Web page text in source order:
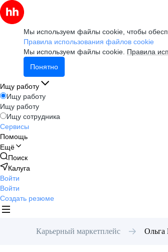
Мы используем файлы cookie, чтобы
Правила использования файлов cookie
Мы используем файлы cookie. Правила
Понятно
Ищу работу
Ищу работу
Ищу работу
Ищу сотрудника
Сервисы
Помощь
Ещё
Поиск
Калуга
Войти
Войти
Создать резюме
Карьерный маркетплейс Ольга